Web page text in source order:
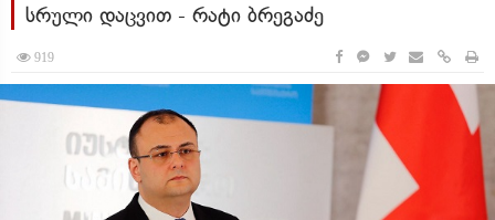
სრული დაცვით - რატი ბრეგაძე
919